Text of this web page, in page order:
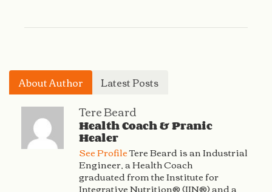
About Author Latest Posts
Tere Beard
Health Coach & Pranic
Healer
See ProfileTere Beard is an Industrial
Engineer, a Health Coach
graduated from the Institute for
Integrative Nutrition® (IIN®) and a